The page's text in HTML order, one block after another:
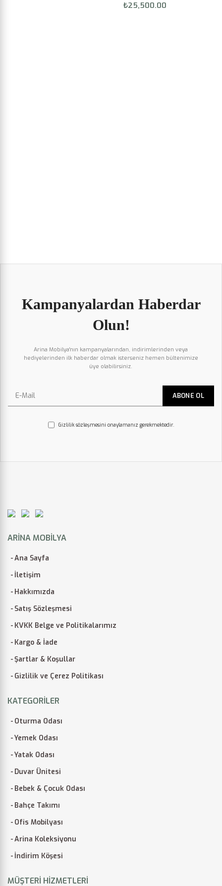
₺25,500.00
Kampanyalardan Haberdar
Olun!
Arina Mobilya'nın kampanyalarından, indirimlerinden veya
hediyelerinden ilk haberdar olmak isterseniz hemen bültenimize
üye olabilirsiniz.
Gizlilik sözleşmesini onaylamanız gerekmektedir.
ARINA MOBILYA
Ana Sayfa
İletişim
Hakkımızda
Satış Sözleşmesi
KVKK Belge ve Politikalarımız
Kargo & İade
Şartlar & Koşullar
Gizlilik ve Çerez Politikası
KATEGORILER
Oturma Odası
Yemek Odası
Yatak Odası
Duvar Ünitesi
Bebek & Çocuk Odası
Bahçe Takımı
Ofis Mobilyası
Arina Koleksiyonu
İndirim Köşesi
MÜŞTERI HIZMETLERI